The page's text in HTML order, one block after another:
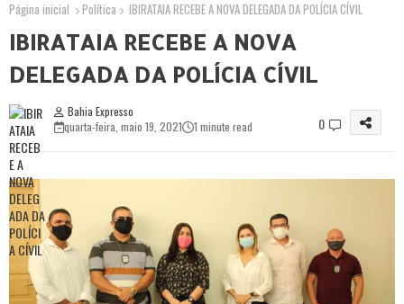
Página inicial Política IBIRATAIA RECEBE A NOVA DELEGADA DA POLÍCIA CÍVIL
IBIRATAIA RECEBE A NOVA
DELEGADA DA POLÍCIA CÍVIL
Bahia Expresso
quarta-feira, maio 19, 2021
1 minute read 0